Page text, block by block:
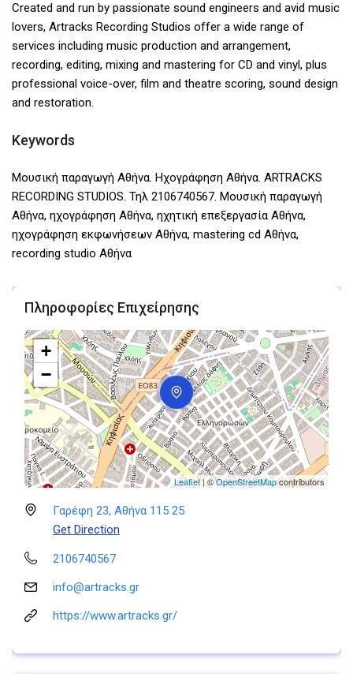
Created and run by passionate sound engineers and avid music
lovers, Artracks Recording Studios offer a wide range of
services including music production and arrangement,
recording, editing, mixing and mastering for CD and vinyl, plus
professional voice-over, film and theatre scoring, sound design
and restoration.
Keywords
Μουσική παραγωγή Αθήνα. Ηχογράφηση Αθήνα. ARTRACKS
RECORDING STUDIOS. Τηλ 2106740567. Μουσική παραγωγή
Αθήνα, ηχογράφηση Αθήνα, ηχητική επεξεργασία Αθήνα,
ηχογράφηση εκφωνήσεων Αθήνα, mastering cd Αθήνα,
recording studio Αθήνα
Πληροφορίες Επιχείρησης
+
−
Leaflet| ©OpenStreetMapcontributors
Γαρέφη 23, Αθήνα 115 25
Get Direction
2106740567
info@artracks.gr
https://www.artracks.gr/